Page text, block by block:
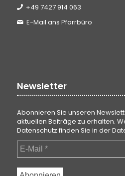
+49 7427 914 063
E-Mail ans Pfarrbüro
Newsletter
Abonnieren Sie unseren
aktuellen Beiträge zu erhalten.
Datenschutz finden Sie in der